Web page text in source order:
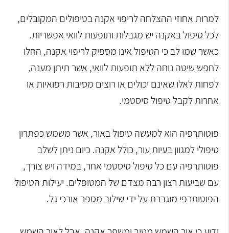
למרות אחוזי ההצלחה לריפוי אקנה בטיפולים המקובלים,
לכל טיפול באקנה יש מגבלות ותופעות לוואי אפשריות.
כאשר שמו לב כי הטיפול אינו מספיק לריפוי אקנה, החלו
לחפש שיטה נוחה ללא תופעות לוואי, אשר תיתן מענה,
לפחות לאלו שאינם יכולים או רוצים מסיבות רפואיות או
אחרות לקבל טיפול סיסטמי.
פוטותרפיה הוא למעשה טיפול באור, אשר משמש כפתרון
טיפולי למגוון בעיות עור, כולל אקנה. כיום ניתן לשלב
פוטותרפיה עם כל טיפול סיסטמי אחר, במידה ויש צורך,
עם שביעות רצון רבה מצדם של המטופלים. יעילות הטיפול
הפוטותרפי מוגברת על ידי שילוב מספר אורכי גל.